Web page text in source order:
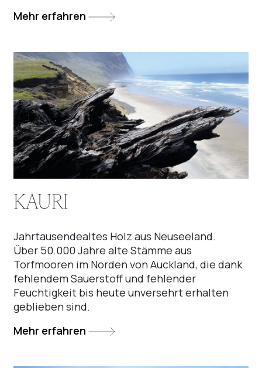
Mehr erfahren
KAURI
Jahrtausendealtes Holz aus Neuseeland.
Über 50.000 Jahre alte Stämme aus
Torfmooren im Norden von Auckland, die dank
fehlendem Sauerstoff und fehlender
Feuchtigkeit bis heute unversehrt erhalten
geblieben sind.
Mehr erfahren